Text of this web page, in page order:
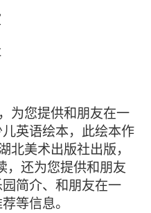
为您提供和朋友在一
英语绘本，此绘本作
北美术出版社出版，
还为您提供和朋友
简介、和朋友在一
等信息。